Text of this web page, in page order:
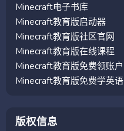
Minecraft电子书库
Minecraft教育版启动器
Minecraft教育版社区官网
Minecraft教育版在线课程
Minecraft教育版免费领账户
Minecraft教育版免费学英语
版权信息